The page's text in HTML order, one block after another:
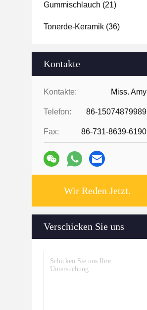
Gummischlauch (21)
Tonerde-Keramik (36)
Kontakte
Kontakte: Miss. Amy
Telefon: 86-15074879989
Fax: 86-731-8639-6190
Wir Reden Jetzt.
Verschicken Sie uns